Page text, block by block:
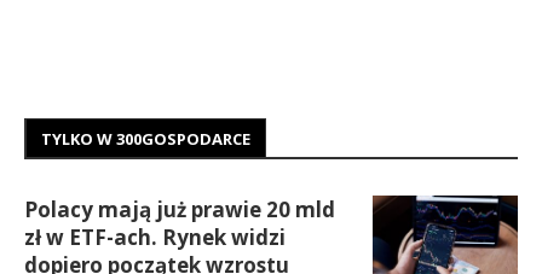
TYLKO W 300GOSPODARCE
Polacy mają już prawie 20 mld
zł w ETF-ach. Rynek widzi
dopiero początek wzrostu